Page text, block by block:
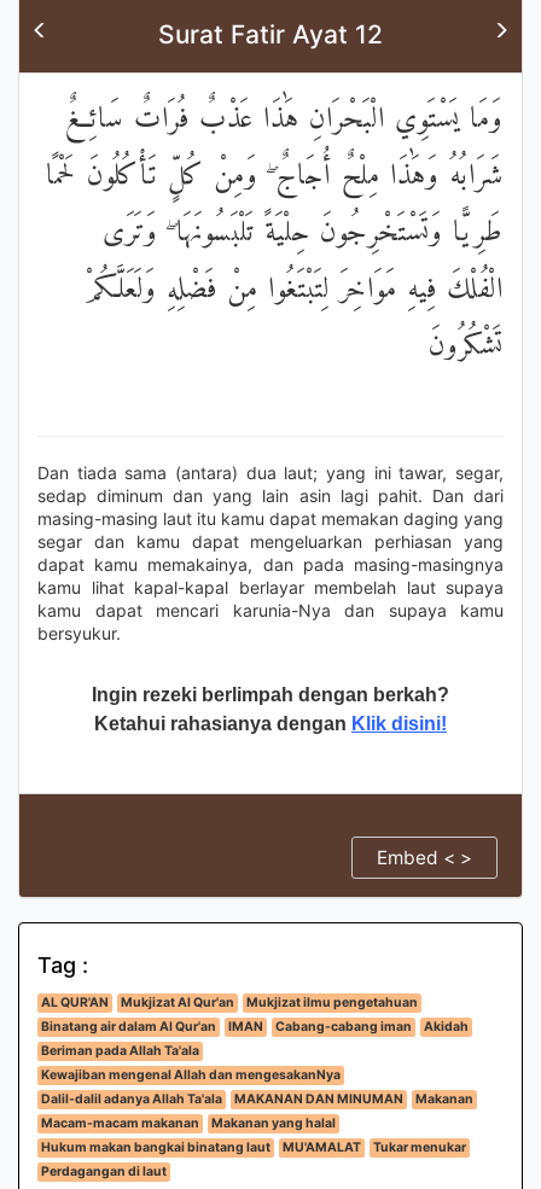
Surat Fatir Ayat 12
وَمَا يَسْتَوِي الْبَحْرَانِ هَٰذَا عَذْبٌ فُرَاتٌ سَائِغٌ
شَرَابُهُ وَهَٰذَا مِلْحٌ أُجَاجٌ ۖ وَمِنْ كُلٍّ تَأْكُلُونَ لَحْمًا
طَرِيًّا وَتَسْتَخْرِجُونَ حِلْيَةً تَلْبَسُونَهَا ۖ وَتَرَى
الْفُلْكَ فِيهِ مَوَاخِرَ لِتَبْتَغُوا مِنْ فَضْلِهِ وَلَعَلَّكُمْ
تَشْكُرُونَ
Dan tiada sama (antara) dua laut; yang ini tawar, segar,
sedap diminum dan yang lain asin lagi pahit. Dan dari
masing-masing laut itu kamu dapat memakan daging yang
segar dan kamu dapat mengeluarkan perhiasan yang
dapat kamu memakainya, dan pada masing-masingnya
kamu lihat kapal-kapal berlayar membelah laut supaya
kamu dapat mencari karunia-Nya dan supaya kamu
bersyukur.
Ingin rezeki berlimpah dengan berkah?
Ketahui rahasianya dengan Klik disini!
Embed < >
Tag :
AL QUR'AN Mukjizat Al Qur'an
Mukjizat ilmu pengetahuan
Binatang air dalam Al Qur'an
IMAN Cabang-cabang iman
Akidah
Beriman pada Allah Ta'ala
Kewajiban mengenal Allah dan mengesakanNya
Dalil-dalil adanya Allah Ta'ala
MAKANAN DAN MINUMAN
Makanan
Macam-macam makanan
Makanan yang halal
Hukum makan bangkai binatang laut
MU'AMALAT
Tukar menukar
Perdagangan di laut